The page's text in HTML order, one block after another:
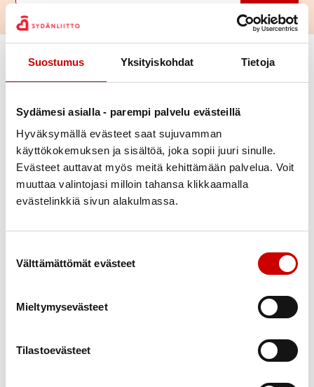
Suostumus Yksityiskohdat Tietoja
Sydämesi asialla - parempi palvelu evästeillä
Hyväksymällä evästeet saat sujuvamman
käyttökokemuksen ja sisältöä, joka sopii juuri sinulle.
Evästeet auttavat myös meitä kehittämään palvelua. Voit
muuttaa valintojasi milloin tahansa klikkaamalla
evästelinkkiä sivun alakulmassa.
Välttämättömät evästeet
Mieltymysevästeet
Tilastoevästeet
Vaihda suodattimet
Ajankohta
Sairausryhmä
Elämää sydänsairauden kanssa - tunne
13 Hotelli Kajanus, Koskikatu 2 87200 Kajaani